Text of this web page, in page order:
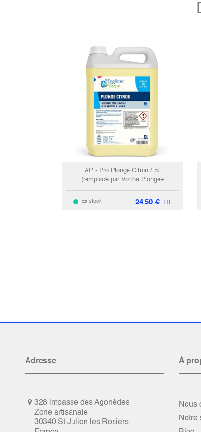
AP - Pro Plonge Citron / 5L
(remplacé par Vortha Plonge+
3032)
En stock 24,50 € HT
Adresse
328 impasse des Agonèdes
Zone artisanale
30340 St Julien les Rosiers
À
Nous
Notre